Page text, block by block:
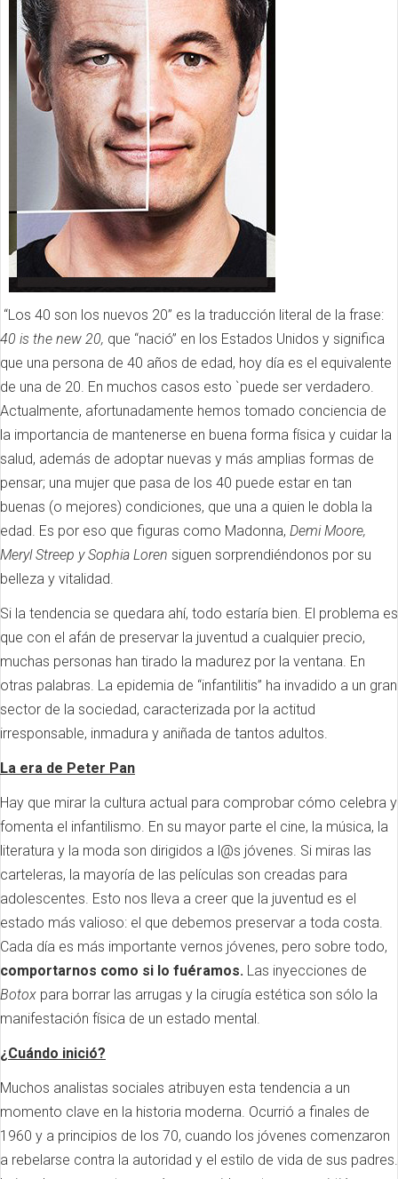
“Los 40 son los nuevos 20” es la traducción literal de la frase:
40 is the new 20, que “nació” en los Estados Unidos y significa
que una persona de 40 años de edad, hoy día es el equivalente
de una de 20. En muchos casos esto `puede ser verdadero.
Actualmente, afortunadamente hemos tomado conciencia de
la importancia de mantenerse en buena forma física y cuidar la
salud, además de adoptar nuevas y más amplias formas de
pensar; una mujer que pasa de los 40 puede estar en tan
buenas (o mejores) condiciones, que una a quien le dobla la
edad. Es por eso que figuras como Madonna, Demi Moore,
Meryl Streep y Sophia Loren siguen sorprendiéndonos por su
belleza y vitalidad.
Si la tendencia se quedara ahí, todo estaría bien. El problema es
que con el afán de preservar la juventud a cualquier precio,
muchas personas han tirado la madurez por la ventana. En
otras palabras. La epidemia de “infantilitis” ha invadido a un gran
sector de la sociedad, caracterizada por la actitud
irresponsable, inmadura y aniñada de tantos adultos.
La era de Peter Pan
Hay que mirar la cultura actual para comprobar cómo celebra y
fomenta el infantilismo. En su mayor parte el cine, la música, la
literatura y la moda son dirigidos a l@s jóvenes. Si miras las
carteleras, la mayoría de las películas son creadas para
adolescentes. Esto nos lleva a creer que la juventud es el
estado más valioso: el que debemos preservar a toda costa.
Cada día es más importante vernos jóvenes, pero sobre todo,
comportarnos como si lo fuéramos. Las inyecciones de
Botox para borrar las arrugas y la cirugía estética son sólo la
manifestación física de un estado mental.
¿Cuándo inició?
Muchos analistas sociales atribuyen esta tendencia a un
momento clave en la historia moderna. Ocurrió a finales de
1960 y a principios de los 70, cuando los jóvenes comenzaron
a rebelarse contra la autoridad y el estilo de vida de sus padres.